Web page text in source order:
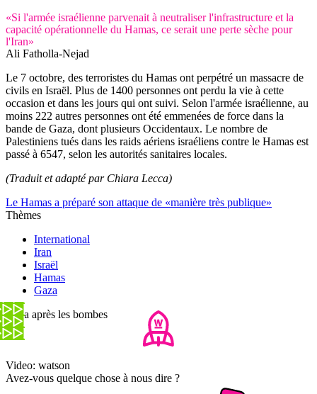
«Si l'armée israélienne parvenait à neutraliser l'infrastructure et la
capacité opérationnelle du Hamas, ce serait une perte sèche pour
l'Iran»
Ali Fatholla-Nejad
Le 7 octobre, des terroristes du Hamas ont perpétré un massacre de
civils en Israël. Plus de 1400 personnes ont perdu la vie à cette
occasion et dans les jours qui ont suivi. Selon l'armée israélienne, au
moins 222 autres personnes ont été emmenées de force dans la
bande de Gaza, dont plusieurs Occidentaux. Le nombre de
Palestiniens tués dans les raids aériens israéliens contre le Hamas est
passé à 6547, selon les autorités sanitaires locales.
(Traduit et adapté par Chiara Lecca)
Le Hamas a préparé son attaque de «manière très publique»
Thèmes
International
Iran
Israël
Hamas
Gaza
Gaza après les bombes
Video: watson
Avez-vous quelque chose à nous dire ?